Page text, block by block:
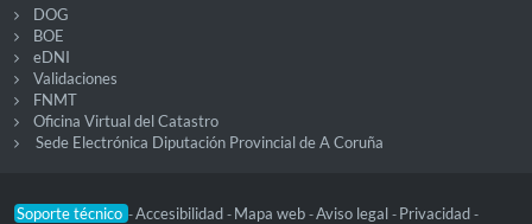
DOG
BOE
eDNI
Validaciones
FNMT
Oficina Virtual del Catastro
Sede Electrónica Diputación Provincial de A Coruña
Soporte técnico -Accesibilidad - Mapa web -Aviso legal - Privacidad -